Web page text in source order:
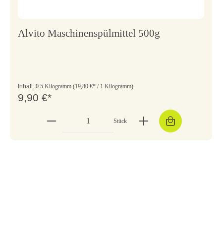
Alvito Maschinenspülmittel 500g
Inhalt: 0.5 Kilogramm (19,80 €* / 1 Kilogramm)
9,90 €*
Stück